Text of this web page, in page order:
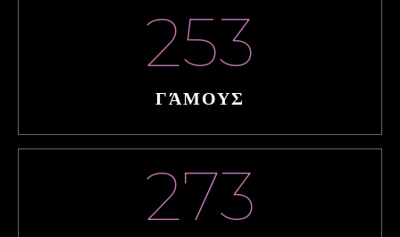
ΓΆΜΟΥΣ
253
273